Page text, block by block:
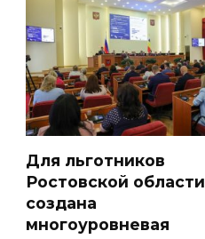
Для льготников
Ростовской области
создана
многоуровневая